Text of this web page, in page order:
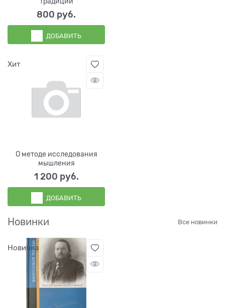
800 руб.
ДОБАВИТЬ
Хит
О методе исследования
мышления
1 200 руб.
ДОБАВИТЬ
Новинки Все новинки
Новинка